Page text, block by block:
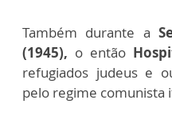
Também durante a
(1945), o então
refugiados judeus e
pelo regime comunista